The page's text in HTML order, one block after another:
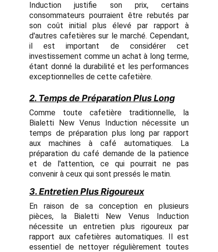
Induction justifie son prix, certains
consommateurs pourraient être rebutés par
son coût initial plus élevé par rapport à
d'autres cafetières sur le marché. Cependant,
il est important de considérer cet
investissement comme un achat à long terme,
étant donné la durabilité et les performances
exceptionnelles de cette cafetière.
2. Temps de Préparation Plus Long
Comme toute cafetière traditionnelle, la
Bialetti New Venus Induction nécessite un
temps de préparation plus long par rapport
aux machines à café automatiques. La
préparation du café demande de la patience
et de l'attention, ce qui pourrait ne pas
convenir à ceux qui sont pressés le matin.
3. Entretien Plus Rigoureux
En raison de sa conception en plusieurs
pièces, la Bialetti New Venus Induction
nécessite un entretien plus rigoureux par
rapport aux cafetières automatiques. Il est
essentiel de nettoyer régulièrement toutes